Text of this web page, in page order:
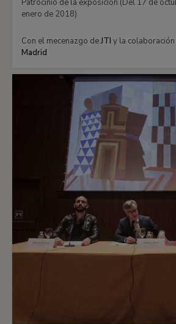
Patrocinio de la exposición (Del 17 de
enero de 2018)
Con el mecenazgo deJTI y la colaboración
Madrid